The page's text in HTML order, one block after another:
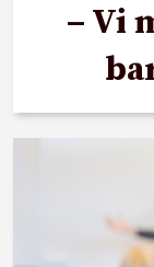
– Vi